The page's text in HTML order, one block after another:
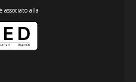
associato alla